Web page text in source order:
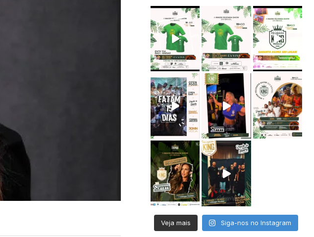
Veja mais Siga-nos no Instagram